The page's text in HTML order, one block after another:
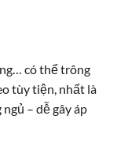
có thể trông
tùy tiện, nhất là
– dễ gây áp